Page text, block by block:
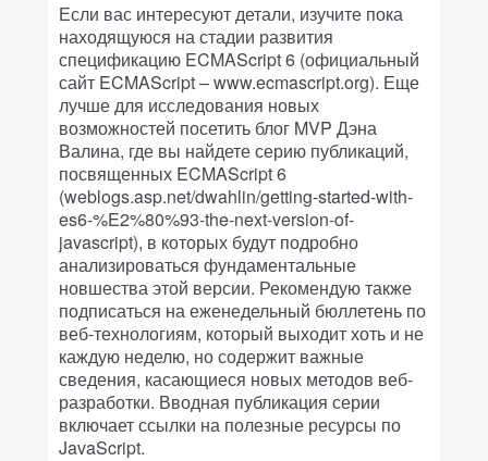
Если вас интересуют детали, изучите пока
находящуюся на стадии развития
спецификацию ECMAScript 6 (официальный
сайт ECMAScript – www.ecmascript.org). Еще
лучше для исследования новых
возможностей посетить блог MVP Дэна
Валина, где вы найдете серию публикаций,
посвященных ECMAScript 6
(weblogs.asp.net/dwahlin/getting-started-with-
es6-%E2%80%93-the-next-version-of-
javascript), в которых будут подробно
анализироваться фундаментальные
новшества этой версии. Рекомендую также
подписаться на еженедельный бюллетень по
веб-технологиям, который выходит хоть и не
каждую неделю, но содержит важные
сведения, касающиеся новых методов веб-
разработки. Вводная публикация серии
включает ссылки на полезные ресурсы по
JavaScript.